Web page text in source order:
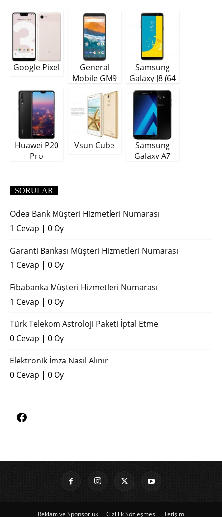
Google Pixel
General
Mobile GM9
Samsung
Galaxy J8 (64
GB)
Huawei P20
Pro
Vsun Cube
Samsung
Galaxy A7
SORULAR
Odea Bank Müşteri Hizmetleri Numarası
1 Cevap | 0 Oy
Garanti Bankası Müşteri Hizmetleri Numarası
1 Cevap | 0 Oy
Fibabanka Müşteri Hizmetleri Numarası
1 Cevap | 0 Oy
Türk Telekom Astroloji Paketi İptal Etme
0 Cevap | 0 Oy
Elektronik İmza Nasıl Alınır
0 Cevap | 0 Oy
Reklam ve Sponsorluk Gizlilik Sözleşmesi İletişim